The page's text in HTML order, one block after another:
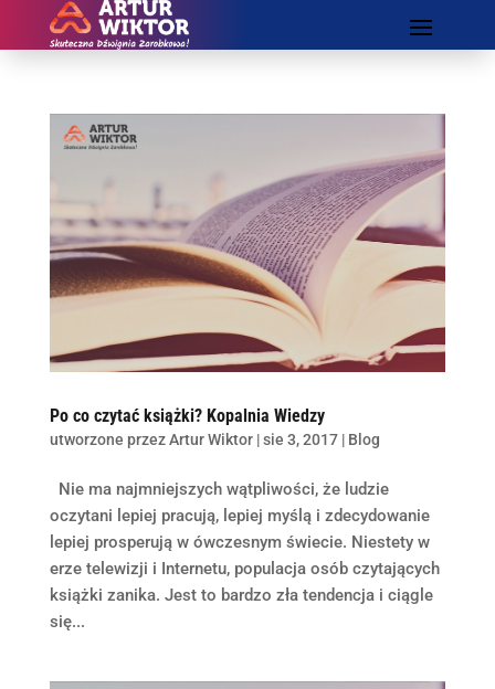
Po co czytać książki? Kopalnia Wiedzy
utworzone przezArtur Wiktor|sie 3, 2017| Blog
Nie ma najmniejszych wątpliwości, że ludzie
oczytani lepiej pracują, lepiej myślą i zdecydowanie
lepiej prosperują w ówczesnym świecie. Niestety w
erze telewizji i Internetu, populacja osób czytających
książki zanika. Jest to bardzo zła tendencja i ciągle
się...